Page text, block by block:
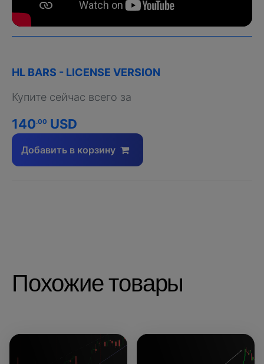
HL BARS - LICENSE VERSION
Купите сейчас всего за
140.00 USD
Добавить в корзину
Похожие товары